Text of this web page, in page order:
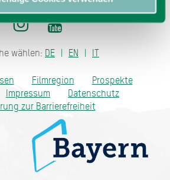
wählen: DE EN IT
Filmregion
Prospekte
Impressum
Datenschutz
zur Barrierefreiheit